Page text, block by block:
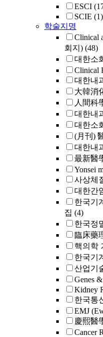
ESCI
SCIE (1)
학술지명
Clinical
회지) (48)
대한소
Clinical
대한내
大韓消
人間科
대한내
대한소
(月刊)
대한내
最新醫
Yonsei
사상체
대한간
한국기
집 (4)
한국정
臨床藥
핵의학
한국기
산업기
Genes
Kidney
한국통
EMJ
慶熙醫
Cancer